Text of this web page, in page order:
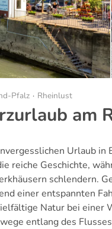
Bilder Lage&
Pfalz Rheinlust
am
Urlaub
reiche Geschichte,
schlendern.
einer entspannten
Natur bei einer
entlang des